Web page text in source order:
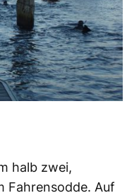
halb zwei,
Fahrensodde. Auf